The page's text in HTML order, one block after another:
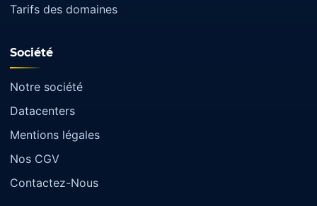
Tarifs des domaines
Société
Notre société
Datacenters
Mentions légales
Nos CGV
Contactez-Nous